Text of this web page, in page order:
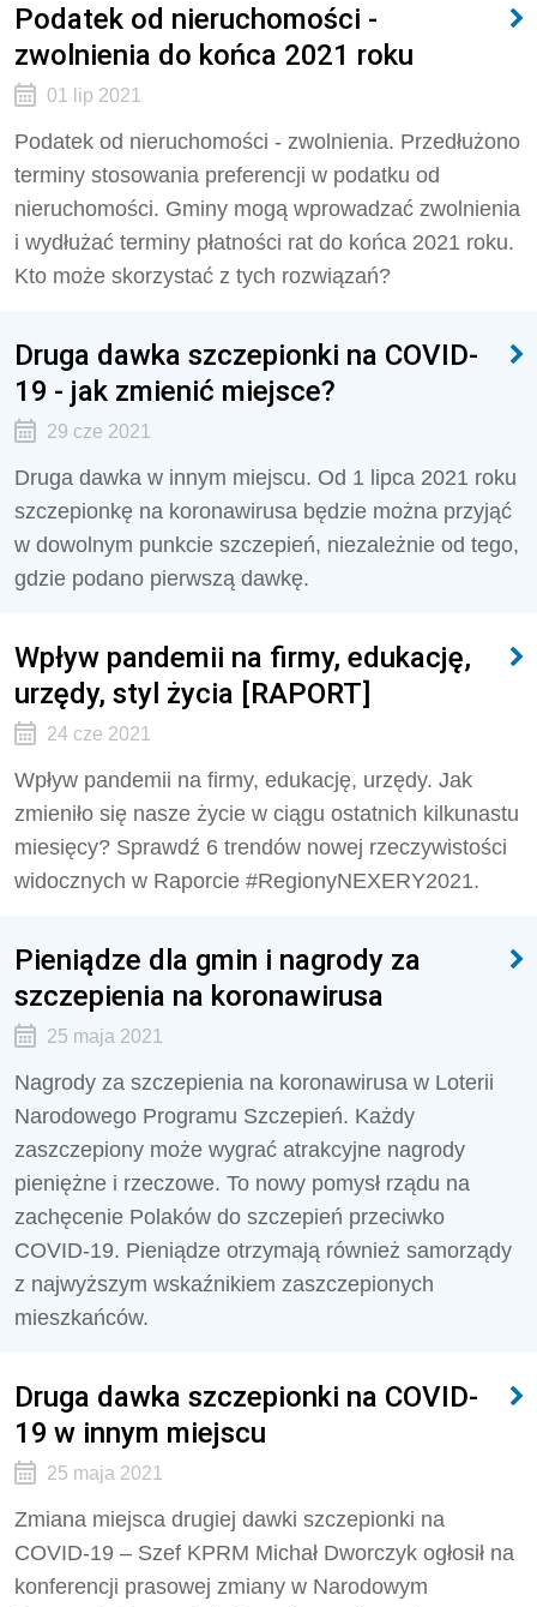
Podatek od nieruchomości -
zwolnienia do końca 2021 roku
01 lip 2021
Podatek od nieruchomości - zwolnienia. Przedłużono
terminy stosowania preferencji w podatku od
nieruchomości. Gminy mogą wprowadzać zwolnienia
i wydłużać terminy płatności rat do końca 2021 roku.
Kto może skorzystać z tych rozwiązań?
Druga dawka szczepionki na COVID-
19 - jak zmienić miejsce?
29 cze 2021
Druga dawka w innym miejscu. Od 1 lipca 2021 roku
szczepionkę na koronawirusa będzie można przyjąć
w dowolnym punkcie szczepień, niezależnie od tego,
gdzie podano pierwszą dawkę.
Wpływ pandemii na firmy, edukację,
urzędy, styl życia [RAPORT]
24 cze 2021
Wpływ pandemii na firmy, edukację, urzędy. Jak
zmieniło się nasze życie w ciągu ostatnich kilkunastu
miesięcy? Sprawdź 6 trendów nowej rzeczywistości
widocznych w Raporcie #RegionyNEXERY2021.
Pieniądze dla gmin i nagrody za
szczepienia na koronawirusa
25 maja 2021
Nagrody za szczepienia na koronawirusa w Loterii
Narodowego Programu Szczepień. Każdy
zaszczepiony może wygrać atrakcyjne nagrody
pieniężne i rzeczowe. To nowy pomysł rządu na
zachęcenie Polaków do szczepień przeciwko
COVID-19. Pieniądze otrzymają również samorządy
z najwyższym wskaźnikiem zaszczepionych
mieszkańców.
Druga dawka szczepionki na COVID-
19 w innym miejscu
25 maja 2021
Zmiana miejsca drugiej dawki szczepionki na
COVID-19 – Szef KPRM Michał Dworczyk ogłosił na
konferencji prasowej zmiany w Narodowym